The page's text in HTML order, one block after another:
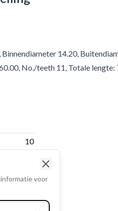
14.20,
No./teeth 11, Totale lengte:
10
5.20
voor